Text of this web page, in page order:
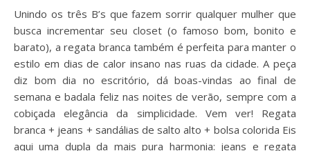
Unindo os três B’s que fazem sorrir qualquer mulher que
busca incrementar seu closet (o famoso bom, bonito e
barato), a regata branca também é perfeita para manter o
estilo em dias de calor insano nas ruas da cidade. A peça
diz bom dia no escritório, dá boas-vindas ao final de
semana e badala feliz nas noites de verão, sempre com a
cobiçada elegância da simplicidade. Vem ver! Regata
branca + jeans + sandálias de salto alto + bolsa colorida Eis
aqui uma dupla da mais pura harmonia: jeans e regata